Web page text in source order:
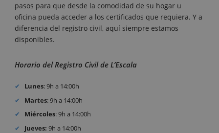
pasos para que desde la comodidad de su hogar u
oficina pueda acceder a los certificados que requiera. Y a
diferencia del registro civil, aquí siempre estamos
disponibles.
Horario del Registro Civil de L’Escala
Lunes: 9h a 14:00h
Martes: 9h a 14:00h
Miércoles: 9h a 14:00h
Jueves: 9h a 14:00h